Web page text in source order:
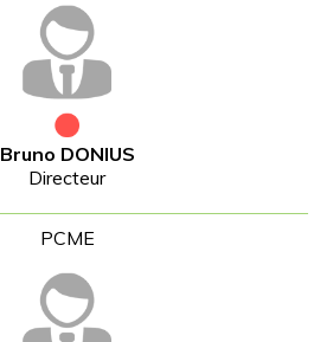
Bruno DONIUS
Directeur